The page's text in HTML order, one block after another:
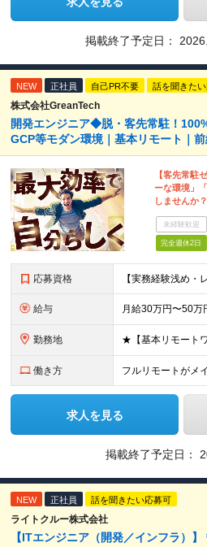
掲載終了予定日：
NEW 正社員 自己PR不要 話を聞きた
株式会社GreanTech
開発エンジニア◆脱・客先常駐！
GCP等モダン環境｜基本リモート｜
【客先常駐
ーな環境」
しませんか？
未経験歓迎
完全週休2日
応募資格
給与
勤務地
働き方 フルリモートがメ
求人を見る
掲載終了予定日：
NEW 正社員 話を聞きたい応募可
ライトクルー株式会社
【ITエンジニア（開発／インフラ）